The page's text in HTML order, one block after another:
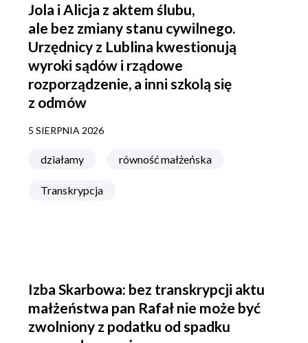
Jola i Alicja z aktem ślubu,
ale bez zmiany stanu cywilnego.
Urzędnicy z Lublina kwestionują
wyroki sądów i rządowe
rozporządzenie, a inni szkolą się
z odmów
5 SIERPNIA 2026
działamy równość małżeńska
Transkrypcja
Izba Skarbowa: bez transkrypcji aktu
małżeństwa pan Rafał nie może być
zwolniony z podatku od spadku